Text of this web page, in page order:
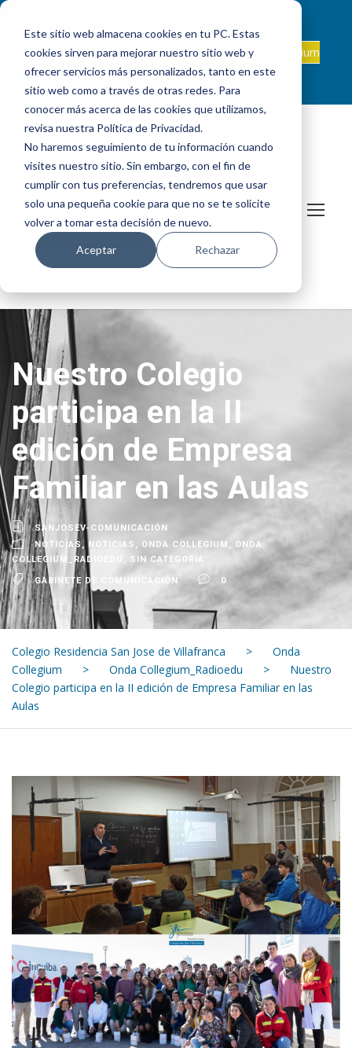
Este sitio web almacena cookies en tu PC. Estas
cookies sirven para mejorar nuestro sitio web y
ofrecer servicios más personalizados, tanto en este
sitio web como a través de otras redes. Para
conocer más acerca de las cookies que utilizamos,
revisa nuestra Política de Privacidad.
No haremos seguimiento de tu información cuando
visites nuestro sitio. Sin embargo, con el fin de
cumplir con tus preferencias, tendremos que usar
solo una pequeña cookie para que no se te solicite
volver a tomar esta decisión de nuevo.
Aceptar Rechazar
ES +34 924 524 001
sanjosevillafranca@fundacionloyola.es | Onda Collegium
Podcast
Nuestro Colegio
participa en la II
edición de Empresa
Familiar en las Aulas
SANJOSEV-COMUNICACIÓN
NOTICIAS
NOTICIAS ONDA COLLEGIUM
ONDA
COLLEGIUM_RADIOEDU , SIN CATEGORÍA
GABINETE DE COMUNICACIÓN 0
Colegio Residencia San Jose de Villafranca >
Onda
Collegium
> Onda Collegium_Radioedu >
Nuestro
Colegio participa en la II edición de Empresa Familiar en las
Aulas